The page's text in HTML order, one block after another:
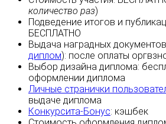
количество раз)
Подведение итогов и
БЕСПЛАТНО
Выдача наградных
диплом): после оплаты
Выбор дизайна диплома:
оформлении диплома
Личные странички
выдаче диплома
Конкурсита-Бонус: кэшбек